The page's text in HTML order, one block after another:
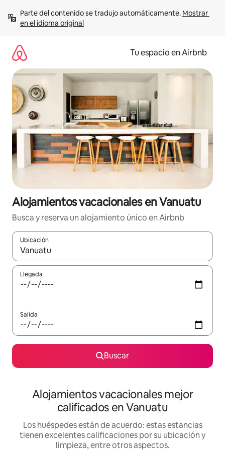
contenido
Parte del contenido se tradujo automáticamente. Mostrar
en el idioma original
Tu espacio en Airbnb
Alojamientos vacacionales en Vanuatu
Busca y reserva un alojamiento único en Airbnb
Ubicación
Cuando los resultados estén disponibles, podrás navegar
Llegada
Salida
Buscar
Alojamientos vacacionales mejor
calificados en Vanuatu
Los huéspedes están de acuerdo: estas estancias
tienen excelentes calificaciones por su ubicación y
limpieza, entre otros aspectos.